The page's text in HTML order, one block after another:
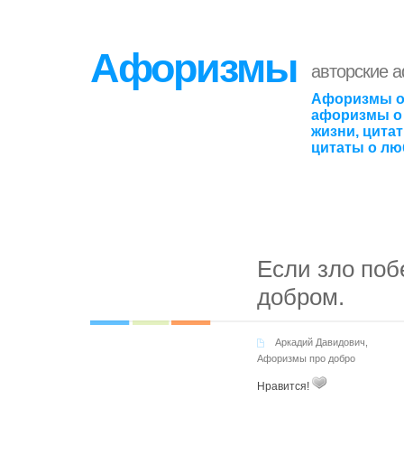
Афоризмы авторские
Афоризмы
афоризмы о
жизни,
цитаты о
Если зло
добром.
Аркадий Давидович
Афоризмы про добро
Нравится!